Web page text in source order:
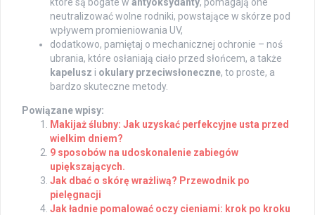
neutralizować wolne rodniki, powstające w skórze pod
wpływem promieniowania UV,
dodatkowo, pamiętaj o mechanicznej ochronie – noś
ubrania, które osłaniają ciało przed słońcem, a także
kapelusz i okulary przeciwsłoneczne, to proste, a
bardzo skuteczne metody.
Powiązane wpisy:
Makijaż ślubny: Jak uzyskać perfekcyjne usta przed
wielkim dniem?
9 sposobów na udoskonalenie zabiegów
upiększających.
Jak dbać o skórę wrażliwą? Przewodnik po
pielęgnacji
Jak ładnie pomalować oczy cieniami: krok po kroku